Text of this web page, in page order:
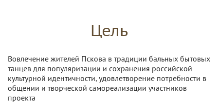
Цель
Вовлечение жителей Пскова в традиции бальных бытовых
танцев для популяризации и сохранения российской
культурной идентичности, удовлетворение потребности в
общении и творческой самореализации участников
проекта